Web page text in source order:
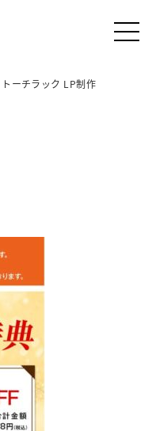
ーチラック LP制作